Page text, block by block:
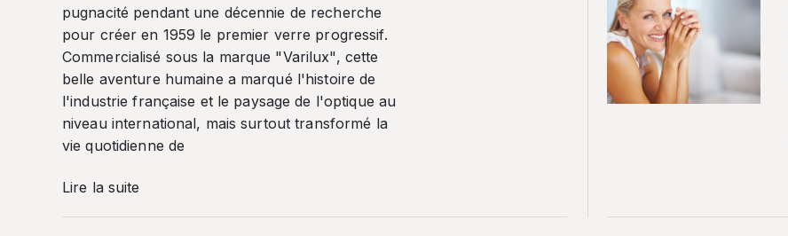
pugnacité pendant une décennie de recherche
pour créer en 1959 le premier verre progressif.
Commercialisé sous la marque "Varilux", cette
belle aventure humaine a marqué l'histoire de
l'industrie française et le paysage de l'optique au
niveau international, mais surtout transformé la
vie quotidienne de
Lire la suite